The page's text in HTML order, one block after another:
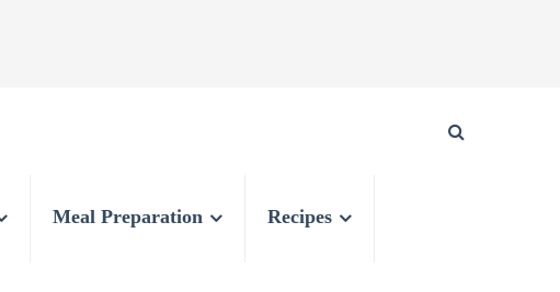
Meal Preparation Recipes